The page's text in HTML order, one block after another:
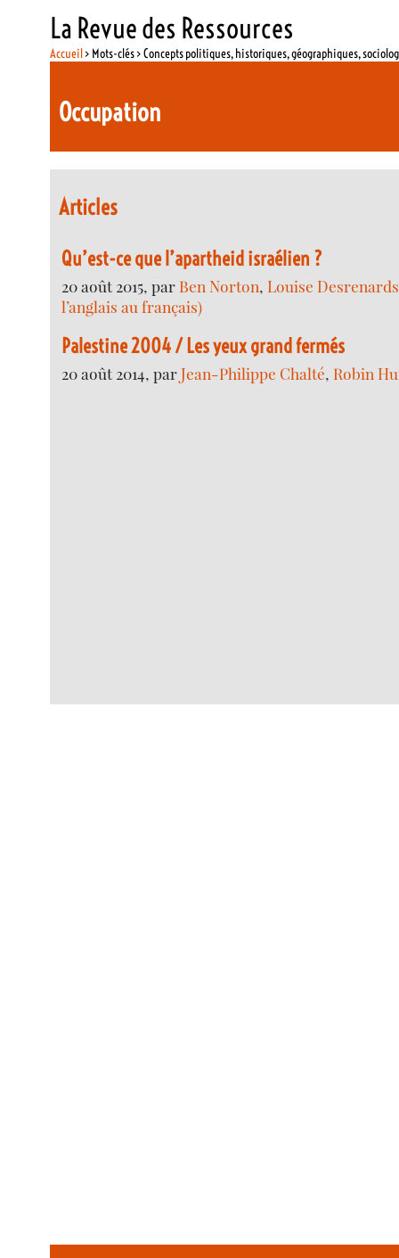
La Revue des Ressources
Accueil> Mots-clés > Concepts politiques, historiques, géographiques,
Occupation
Articles
Qu’est-ce que l’apartheid israélien ?
20 août 2015, par Ben Norton,Louise
l’anglais au français)
Palestine 2004 / Les yeux grand fermés
20 août 2014, parJean-Philippe Chalté, Robin